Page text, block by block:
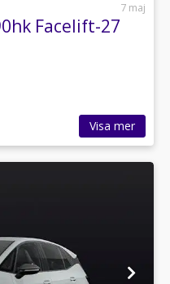
7 maj
Facelift-27
Visa mer